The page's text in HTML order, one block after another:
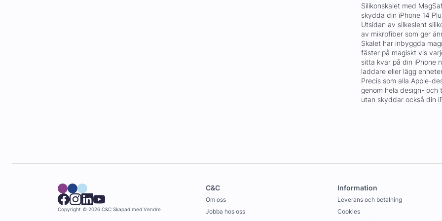
Silikonskalet med
skydda din iPhone 14
Utsidan av silkeslent
av mikrofiber som ger
Skalet har inbyggda
fäster på magiskt vis
sitta kvar på din iPhone
laddare eller lägg
Precis som alla Apple-
genom hela design- och
utan skyddar också din
Copyright © 2026 C&C Skapad med Vendre
C&C
Om oss
Jobba hos oss
Information
Leverans och betalning
Cookies